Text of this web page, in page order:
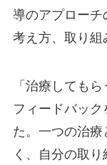
導のアプロー
考え方、取り組
「治療しても
フィードバッ
た。一つの治
く、自分の取